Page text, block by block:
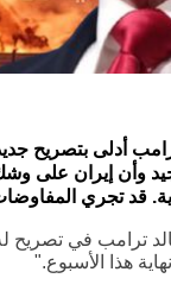
ترامب أدلى بتصريح
وأن إيران على
قد تجري
ترامب في
هذا الأسبوع."